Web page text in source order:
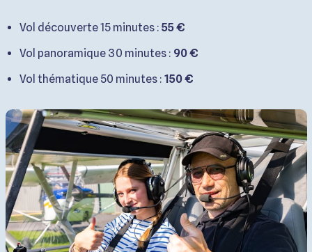
Vol découverte 15 minutes : 55 €
Vol panoramique 30 minutes : 90 €
Vol thématique 50 minutes : 150 €